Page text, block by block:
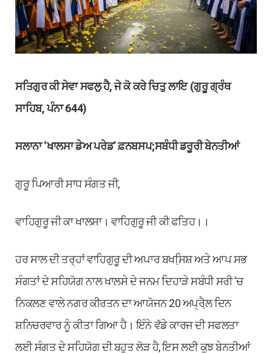
ਸਤਿਗੁਰ ਕੀ ਸੇਵਾ ਸਫਲੁ ਹੈ, ਜੇ ਕੋ ਕਰੇ ਚਿਤੁ ਲਾਇ (ਗੁਰੂ ਗ੍ਰੰਥ
ਸਾਹਿਬ, ਪੰਨਾ 644)
ਸਲਾਨਾ ‘ਖਾਲਸਾ ਡੇਅ ਪਰੇਡ’ ਫ਼ਨਬਸਪ;ਸਬੰਧੀ ਡਰੂਰੀ ਬੇਨਤੀਆਂ
ਗੁਰੂ ਪਿਆਰੀ ਸਾਧ ਸੰਗਤ ਜੀ,
ਵਾਹਿਗੁਰੂ ਜੀ ਕਾ ਖਾਲਸਾ। ਵਾਹਿਗੁਰੂ ਜੀ ਕੀ ਫਤਿਹ।।
ਹਰ ਸਾਲ ਦੀ ਤਰ੍ਹਾਂ ਵਾਹਿਗੁਰੂ ਦੀ ਅਪਾਰ ਬਖਸਿ਼ਸ਼ ਅਤੇ ਆਪ ਸਭ
ਸੰਗਤਾਂ ਦੇ ਸਹਿਯੋਗ ਨਾਲ ਖਾਲਸੇ ਦੇ ਜਨਮ ਦਿਹਾੜੇ ਸਬੰਧੀ ਸਰੀ ’ਚ
ਨਿਕਲਣ ਵਾਲੇ ਨਗਰ ਕੀਰਤਨ ਦਾ ਆਯੋਜਨ 20 ਅਪ੍ਰੈ਼ਲ ਦਿਨ
ਸ਼ਨਿਚਰਵਾਰ ਨੂੰ ਕੀਤਾ ਗਿਆ ਹੈ। ਇੰਨੇ ਵੱਡੇ ਕਾਰਜ ਦੀ ਸਫਲਤਾ
ਲਈ ਸੰਗਤ ਦੇ ਸਹਿਯੋਗ ਦੀ ਬਹੁਤ ਲੋੜ ਹੈ, ਇਸ ਲਈ ਕੁਝ ਬੇਨਤੀਆਂ